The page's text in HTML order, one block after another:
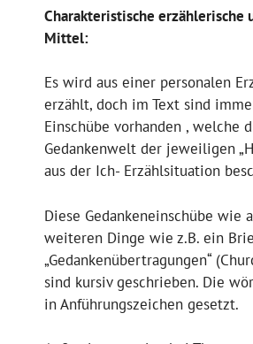
Charakteristische erzählerische
Mittel:
Es wird aus einer personalen
erzählt, doch im Text sind
Einschübe vorhanden , welche
Gedankenwelt der jeweiligen
aus der Ich- Erzählsituation
Diese Gedankeneinschübe wie
weiteren Dinge wie z.B. ein
„Gedankenübertragungen“
sind kursiv geschrieben. Die
in Anführungszeichen gesetzt.